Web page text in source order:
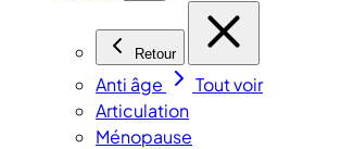
Retour
Anti âge
Tout voir
Articulation
Ménopause